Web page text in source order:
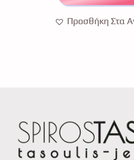
Προσθήκη Στα